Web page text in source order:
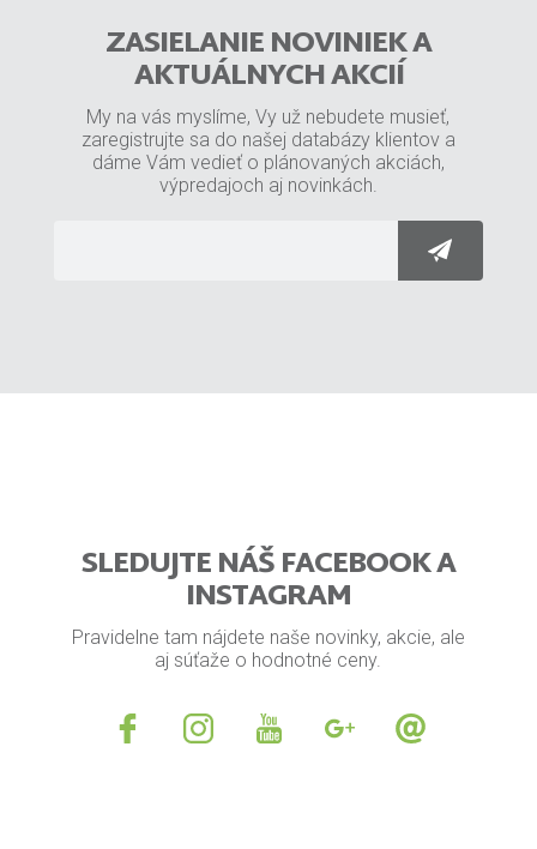
ZASIELANIE NOVINIEK A
AKTUÁLNYCH AKCIÍ
My na vás myslíme, Vy už nebudete musieť,
zaregistrujte sa do našej databázy klientov a
dáme Vám vedieť o plánovaných akciách,
výpredajoch aj novinkách.
SLEDUJTE NÁŠ FACEBOOK A
INSTAGRAM
Pravidelne tam nájdete naše novinky, akcie, ale
aj súťaže o hodnotné ceny.